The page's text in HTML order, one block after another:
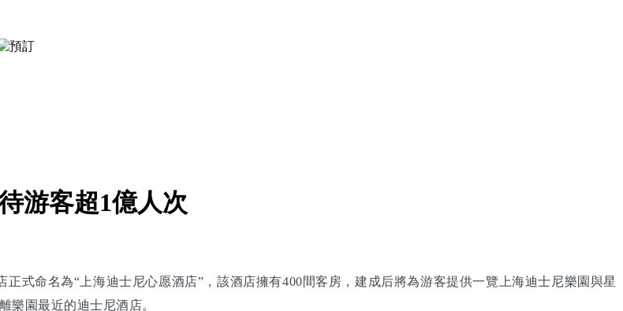
游客超1億人次
式命名為“上海迪士尼心愿酒店”，該酒店擁有400間客房，建成后將為游客提供一覽上海迪士尼樂園與星
樂園最近的迪士尼酒店。